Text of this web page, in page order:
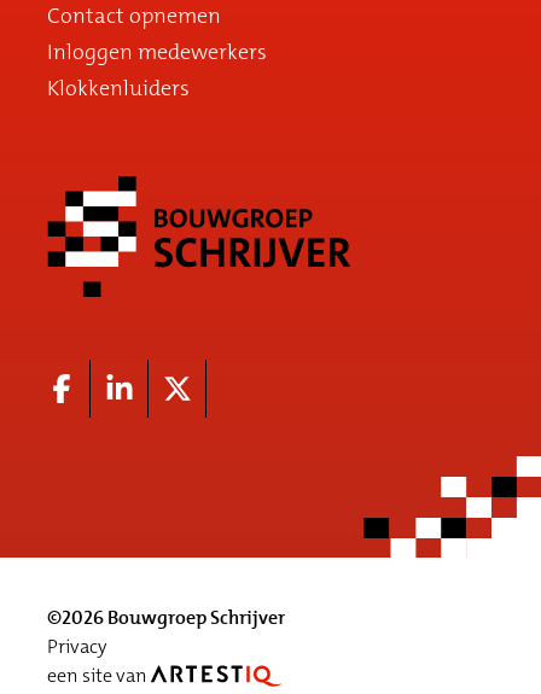
Contact opnemen
Inloggen medewerkers
Klokkenluiders
©2026 Bouwgroep Schrijver
Privacy
een site van